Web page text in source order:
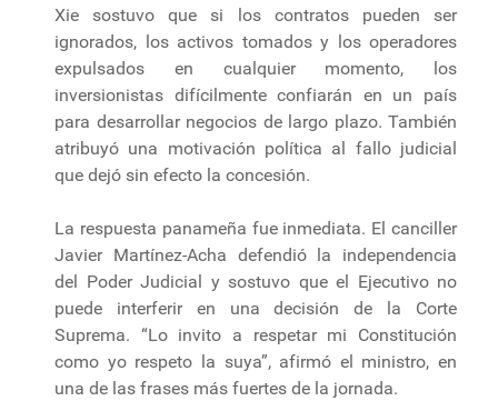
Xie sostuvo que si los contratos pueden ser
ignorados, los activos tomados y los operadores
expulsados en cualquier momento, los
inversionistas difícilmente confiarán en un país
para desarrollar negocios de largo plazo. También
atribuyó una motivación política al fallo judicial
que dejó sin efecto la concesión.
La respuesta panameña fue inmediata. El canciller
Javier Martínez-Acha defendió la independencia
del Poder Judicial y sostuvo que el Ejecutivo no
puede interferir en una decisión de la Corte
Suprema. “Lo invito a respetar mi Constitución
como yo respeto la suya”, afirmó el ministro, en
una de las frases más fuertes de la jornada.